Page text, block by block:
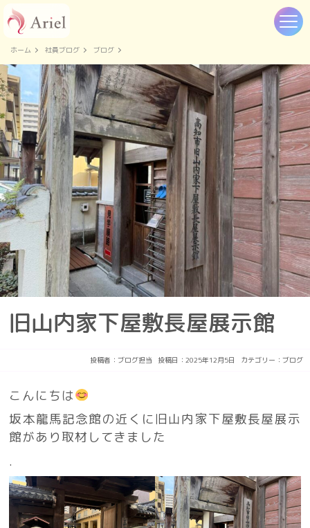
ホーム 社員ブログ ブログ
旧山内家下屋敷長屋展示館
投稿者： ブログ担当 投稿日：2025年12月5日 カテゴリー： ブログ
こんにちは
坂本龍馬記念館の近くに旧山内家下屋敷長屋展示
館があり取材してきました
.